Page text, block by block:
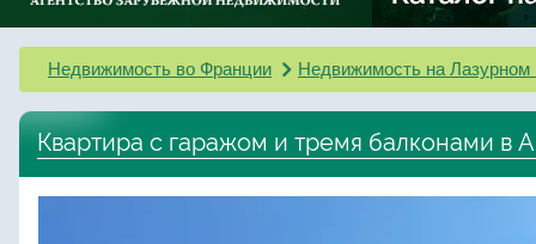
Недвижимость во Франции Недвижимость на Лазурном
Квартира с гаражом и тремя балконами в